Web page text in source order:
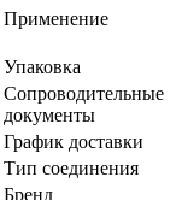
Применение
Упаковка
Сопроводительные
документы
График доставки
Тип соединения
Бренд